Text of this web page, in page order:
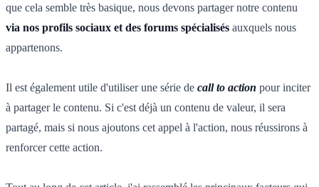
que cela semble très basique, nous devons partager notre contenu
via nos profils sociaux et des forums spécialisés auxquels nous
appartenons.
Il est également utile d'utiliser une série de call to action pour inciter
à partager le contenu. Si c'est déjà un contenu de valeur, il sera
partagé, mais si nous ajoutons cet appel à l'action, nous réussirons à
renforcer cette action.